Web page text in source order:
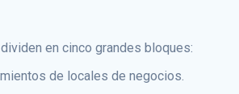
en cinco grandes bloques:
de locales de negocios.